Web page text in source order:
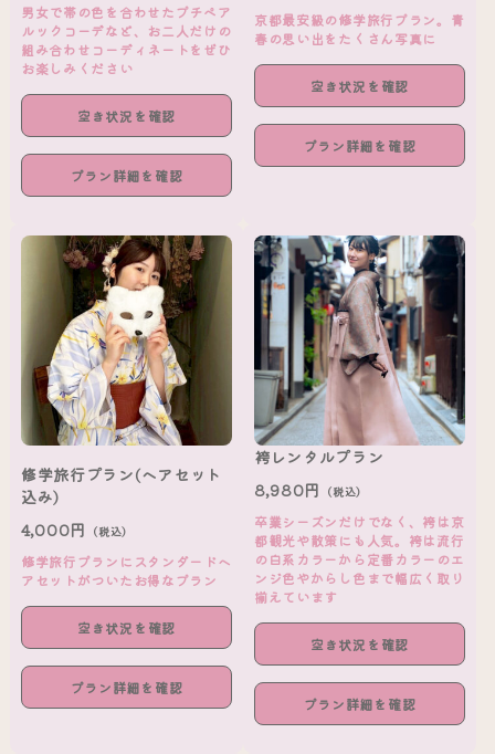
男女で帯の色を合わせたプチペア
ルックコーデなど、お二人だけの
組み合わせコーディネートをぜひ
お楽しみください
空き状況を確認
プラン詳細を確認
京都最安級の修学旅行プラン。青
春の思い出をたくさん写真に
空き状況を確認
プラン詳細を確認
修学旅行プラン(ヘアセット
込み)
4,000円 （税込）
修学旅行プランにスタンダードヘ
アセットがついたお得なプラン
空き状況を確認
プラン詳細を確認
袴レンタルプラン
8,980円 （税込）
卒業シーズンだけでなく、袴は京
都観光や散策にも人気。袴は流行
の白系カラーから定番カラーのエ
ンジ色やからし色まで幅広く取り
揃えています
空き状況を確認
プラン詳細を確認